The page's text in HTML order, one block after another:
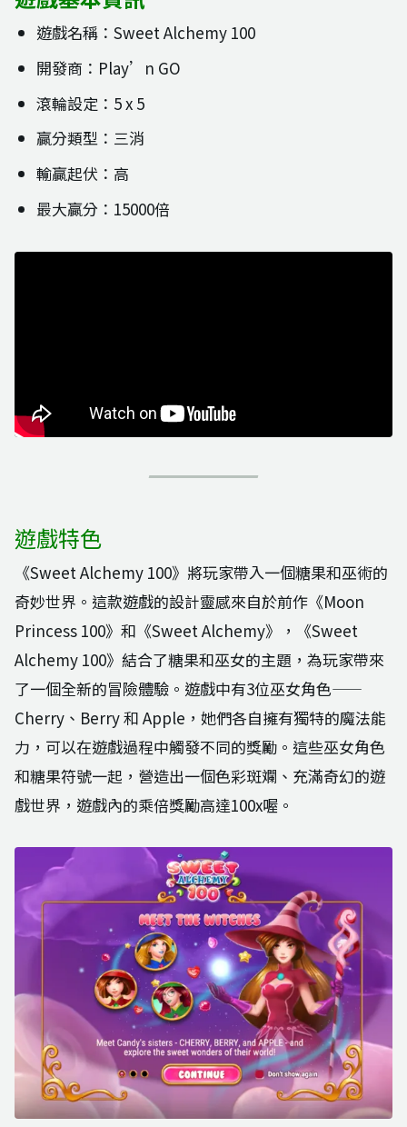
遊戲名稱：Sweet Alchemy 100
開發商：Play’n GO
滾輪設定：5 x 5
贏分類型：三消
輸贏起伏：高
最大贏分：15000倍
遊戲特色
《Sweet Alchemy 100》將玩家帶入一個糖果和巫術的
奇妙世界。這款遊戲的設計靈感來自於前作《Moon
Princess 100》和《Sweet Alchemy》，《Sweet
Alchemy 100》結合了糖果和巫女的主題，為玩家帶來
了一個全新的冒險體驗。遊戲中有3位巫女角色——
Cherry、Berry 和 Apple，她們各自擁有獨特的魔法能
力，可以在遊戲過程中觸發不同的獎勵。這些巫女角色
和糖果符號一起，營造出一個色彩斑斕、充滿奇幻的遊
戲世界，遊戲內的乘倍獎勵高達100x喔。